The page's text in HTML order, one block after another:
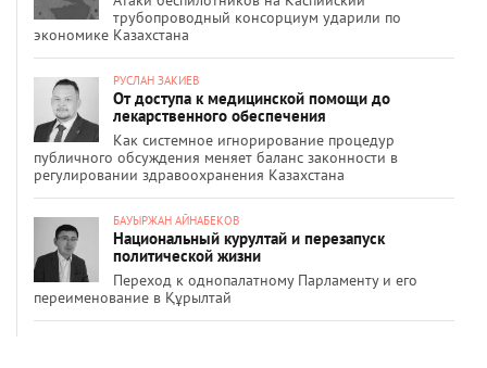
трубопроводный консорциум ударили по
экономике Казахстана
РУСЛАН ЗАКИЕВ
От доступа к медицинской помощи до
лекарственного обеспечения
Как системное игнорирование процедур
публичного обсуждения меняет баланс законности в
регулировании здравоохранения Казахстана
БАУЫРЖАН АЙНАБЕКОВ
Национальный курултай и перезапуск
политической жизни
Переход к однопалатному Парламенту и его
переименование в Құрылтай